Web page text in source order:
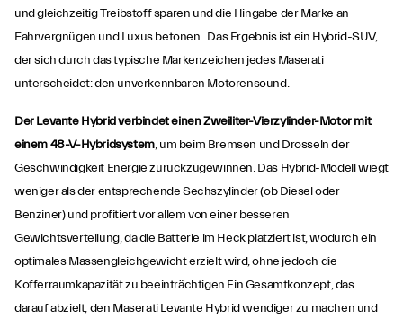
und gleichzeitig Treibstoff sparen und die Hingabe der Marke an
Fahrvergnügen und Luxus betonen. Das Ergebnis ist ein Hybrid-SUV,
der sich durch das typische Markenzeichen jedes Maserati
unterscheidet: den unverkennbaren Motorensound.
Der Levante Hybrid verbindet einen Zweiliter-Vierzylinder-Motor mit
einem 48-V-Hybridsystem, um beim Bremsen und Drosseln der
Geschwindigkeit Energie zurückzugewinnen. Das Hybrid-Modell wiegt
weniger als der entsprechende Sechszylinder (ob Diesel oder
Benziner) und profitiert vor allem von einer besseren
Gewichtsverteilung, da die Batterie im Heck platziert ist, wodurch ein
optimales Massengleichgewicht erzielt wird, ohne jedoch die
Kofferraumkapazität zu beeinträchtigen Ein Gesamtkonzept, das
darauf abzielt, den Maserati Levante Hybrid wendiger zu machen und